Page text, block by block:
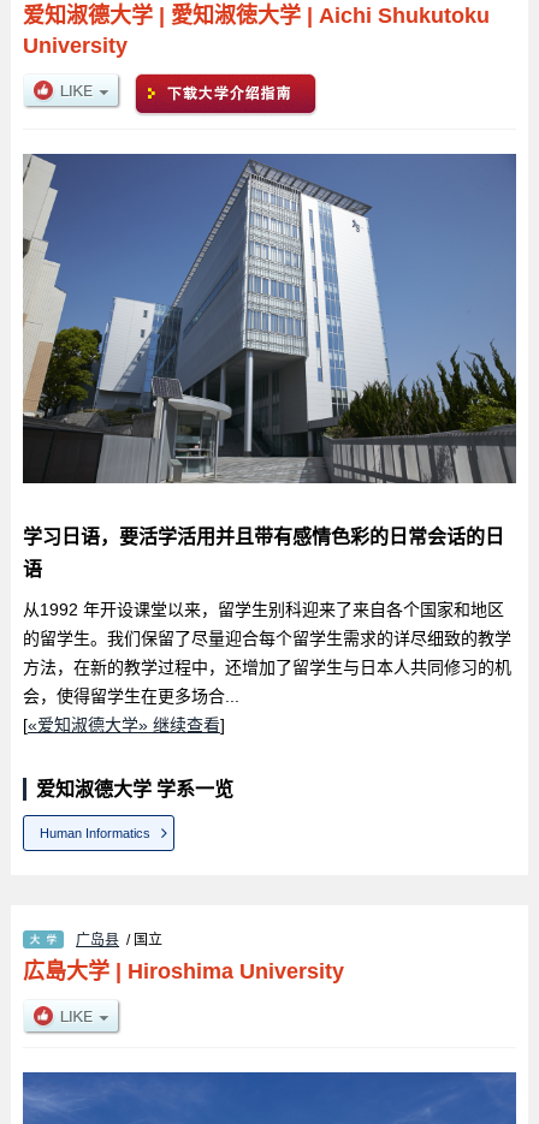
爱知淑德大学| 愛知淑徳大学| Aichi Shukutoku
University
学习日语，要活学活用并且带有感情色彩的日常会话的日
语
从1992 年开设课堂以来，留学生别科迎来了来自各个国家和地区
的留学生。我们保留了尽量迎合每个留学生需求的详尽细致的教学
方法，在新的教学过程中，还增加了留学生与日本人共同修习的机
会，使得留学生在更多场合...
[«爱知淑德大学» 继续查看]
爱知淑德大学 学系一览
Human Informatics
广岛县 / 国立
広島大学| Hiroshima University